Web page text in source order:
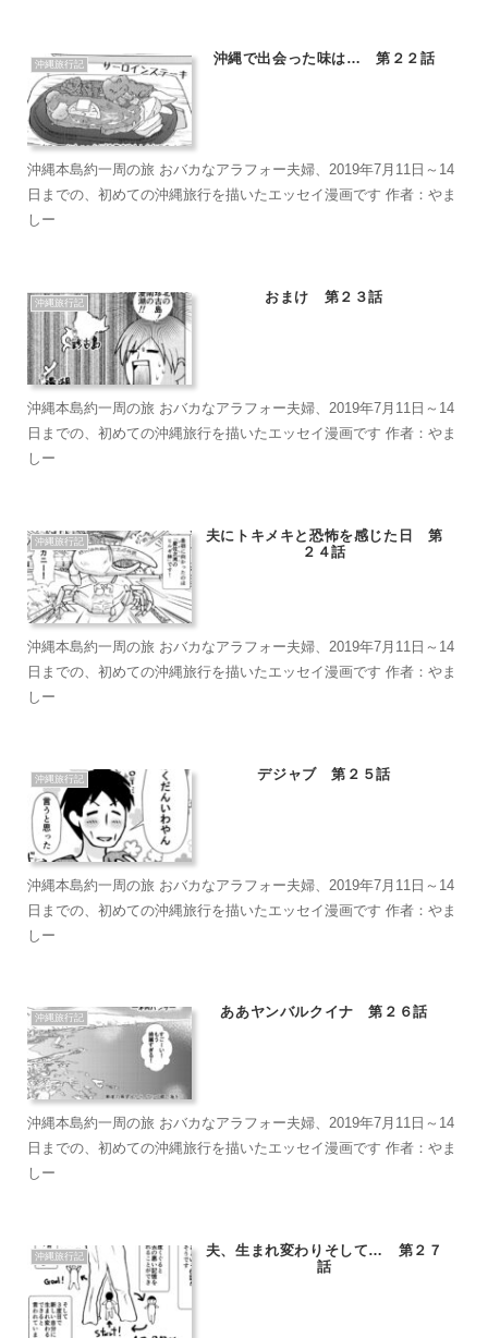
沖縄旅行記 沖縄で出会った味は… 第２２話
沖縄本島約一周の旅 おバカなアラフォー夫婦、2019年7月11日～14
日までの、初めての沖縄旅行を描いたエッセイ漫画です 作者：やま
しー
沖縄旅行記 おまけ 第２３話
沖縄本島約一周の旅 おバカなアラフォー夫婦、2019年7月11日～14
日までの、初めての沖縄旅行を描いたエッセイ漫画です 作者：やま
しー
沖縄旅行記
夫にトキメキと恐怖を感じた日 第
２４話
沖縄本島約一周の旅 おバカなアラフォー夫婦、2019年7月11日～14
日までの、初めての沖縄旅行を描いたエッセイ漫画です 作者：やま
しー
沖縄旅行記 デジャブ 第２５話
沖縄本島約一周の旅 おバカなアラフォー夫婦、2019年7月11日～14
日までの、初めての沖縄旅行を描いたエッセイ漫画です 作者：やま
しー
沖縄旅行記 ああヤンバルクイナ 第２６話
沖縄本島約一周の旅 おバカなアラフォー夫婦、2019年7月11日～14
日までの、初めての沖縄旅行を描いたエッセイ漫画です 作者：やま
しー
沖縄旅行記
夫、生まれ変わりそして… 第２７
話